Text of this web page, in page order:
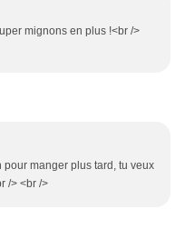
mignons en plus !<br />
manger plus tard, tu veux
/> <br />